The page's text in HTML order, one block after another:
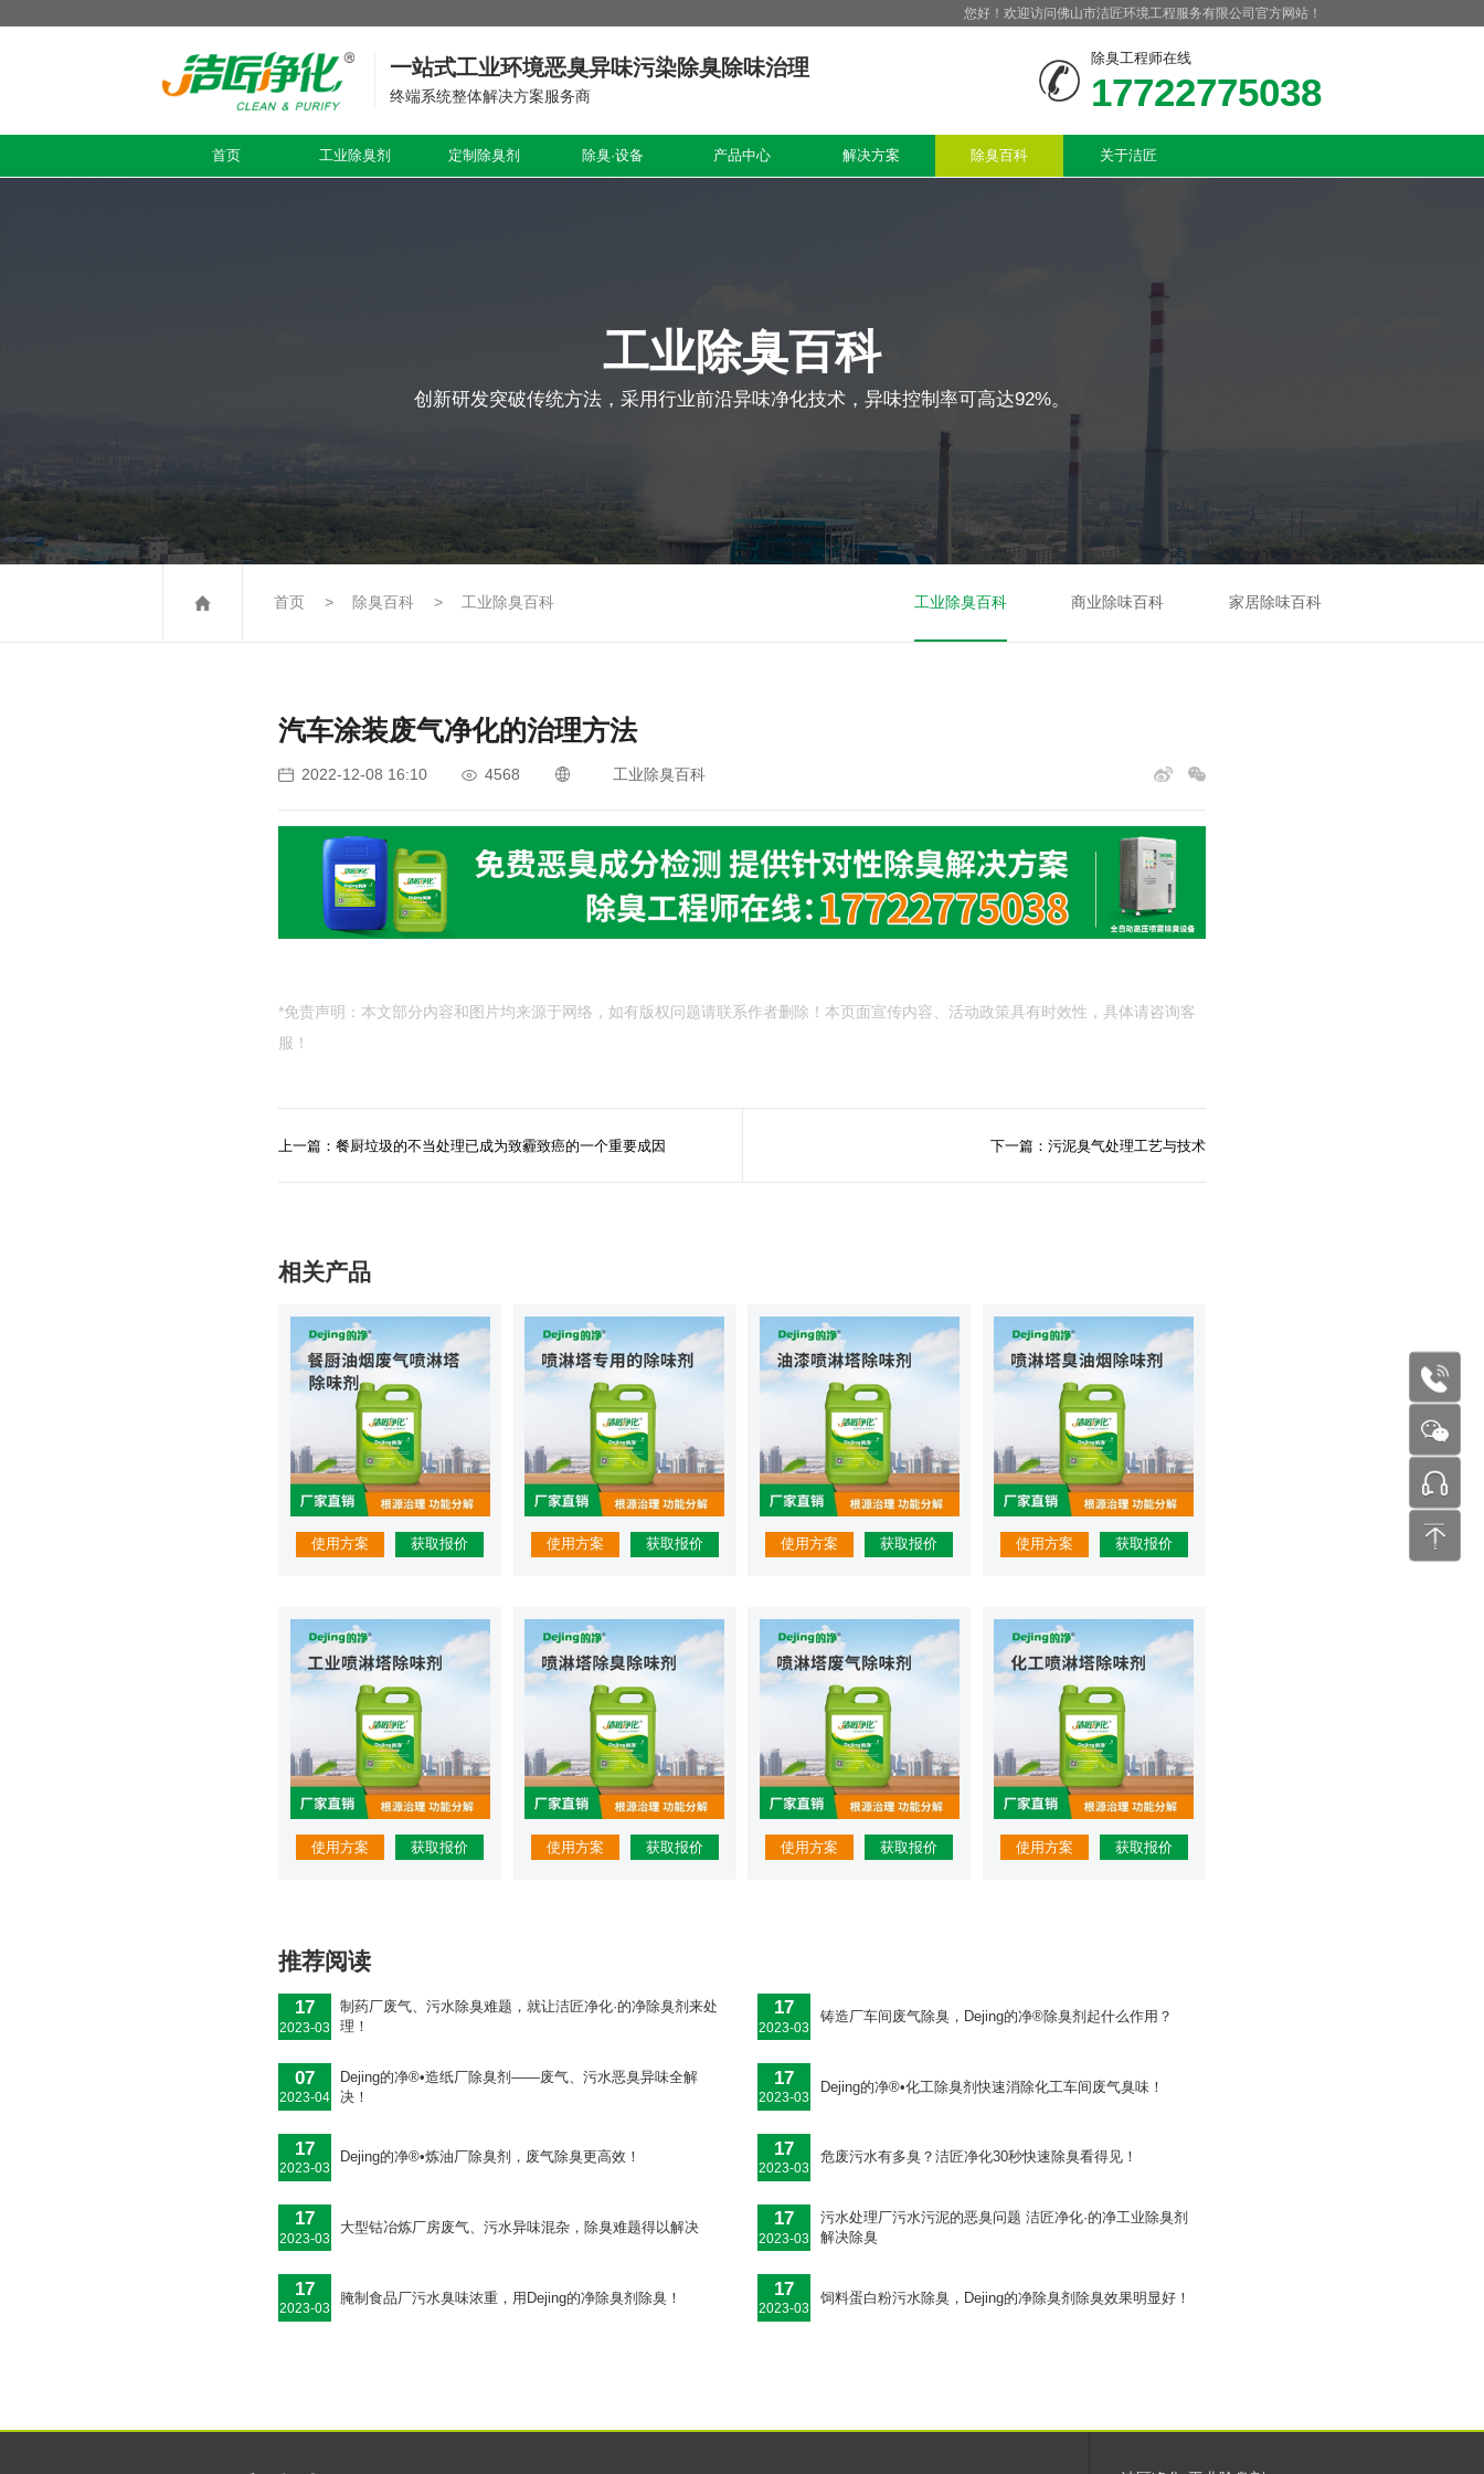
您好！欢迎访问佛山市洁匠环境工程服务有限公司官方网站！
一站式工业环境恶臭异味污染除臭除味治理
终端系统整体解决方案服务商
除臭工程师在线
17722775038
首页 工业除臭剂 定制除臭剂 除臭·设备 产品中心 解决方案 除臭百科 关于洁匠
工业除臭百科
创新研发突破传统方法，采用行业前沿异味净化技术，异味控制率可高达92%。
首页 除臭百科 工业除臭百科 工业除臭百科 商业除味百科 家居除味百科
汽车涂装废气净化的治理方法
2022-12-08 16:10 4568 工业除臭百科
*免责声明：本文部分内容和图片均来源于网络，如有版权问题请联系作者删除！本页面宣传内容、活动政策具有时效性，具体请咨询客
服！
上一篇：餐厨垃圾的不当处理已成为致霾致癌的一个重要成因 下一篇：污泥臭气处理工艺与技术
相关产品
使用方案 获取报价 使用方案 获取报价 使用方案 获取报价 使用方案 获取报价
使用方案 获取报价 使用方案 获取报价 使用方案 获取报价 使用方案 获取报价
推荐阅读
17
2023-03
制药厂废气、污水除臭难题，就让洁匠净化·的净除臭剂来处
理！
17
2023-03
铸造厂车间废气除臭，Dejing的净®除臭剂起什么作用？
07
2023-04
Dejing的净®•造纸厂除臭剂——废气、污水恶臭异味全解
决！
17
2023-03
Dejing的净®•化工除臭剂快速消除化工车间废气臭味！
17
2023-03
Dejing的净®•炼油厂除臭剂，废气除臭更高效！ 17
2023-03
危废污水有多臭？洁匠净化30秒快速除臭看得见！
17
2023-03
大型钴冶炼厂房废气、污水异味混杂，除臭难题得以解决 17
2023-03
污水处理厂污水污泥的恶臭问题 洁匠净化·的净工业除臭剂
解决除臭
17
2023-03
腌制食品厂污水臭味浓重，用Dejing的净除臭剂除臭！ 17
2023-03
饲料蛋白粉污水除臭，Dejing的净除臭剂除臭效果明显好！
张工